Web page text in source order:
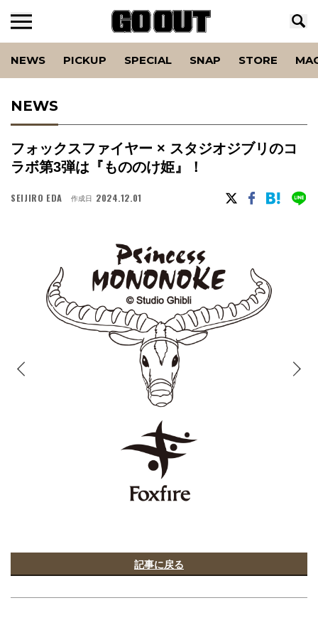
NEWS PICKUP SPECIAL SNAP STORE
NEWS
フォックスファイヤー × スタジオジブリのコ
ラボ第3弾は『もののけ姫』！
SEIJIRO EDA 作成日 2024.12.01
記事に戻る